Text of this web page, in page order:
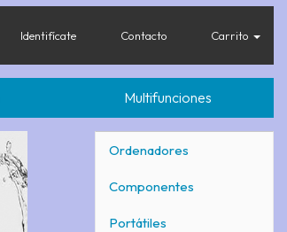
Identifícate Contacto Carrito
Multifunciones
Ordenadores
Componentes
Portátiles